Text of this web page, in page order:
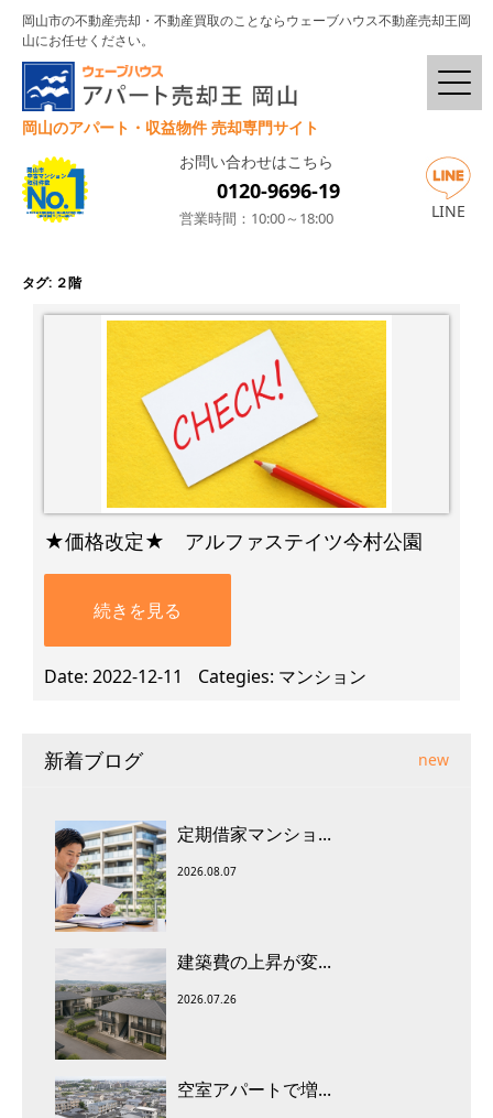
岡山市の不動産売却・不動産買取のことならウェーブハウス不動産売却王岡
山にお任せください。
岡山のアパート・収益物件 売却専門サイト
お問い合わせはこちら
0120-9696-19
営業時間：10:00～18:00 LINE
タグ: ２階
★価格改定★ アルファステイツ今村公園
続きを見る
Date 2022-12-11 Categies マンション
新着ブログ new
定期借家マンショ...
2026.08.07
建築費の上昇が変...
2026.07.26
空室アパートで増...